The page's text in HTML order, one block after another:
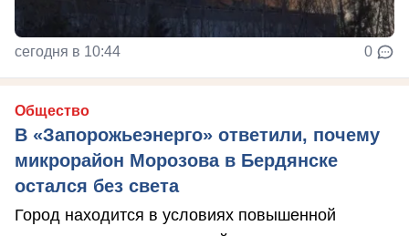
сегодня в 10:44 0
Общество
В «Запорожьеэнерго» ответили, почему
микрорайон Морозова в Бердянске
остался без света
Город находится в условиях повышенной